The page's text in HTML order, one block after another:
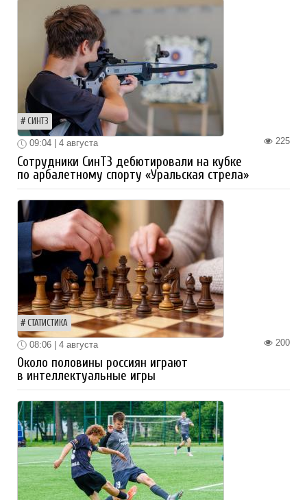
СИНТЗ
225
09:04 | 4 августа
Сотрудники СинТЗ дебютировали на кубке
по арбалетному спорту «Уральская стрела»
СТАТИСТИКА
200
08:06 | 4 августа
Около половины россиян играют
в интеллектуальные игры